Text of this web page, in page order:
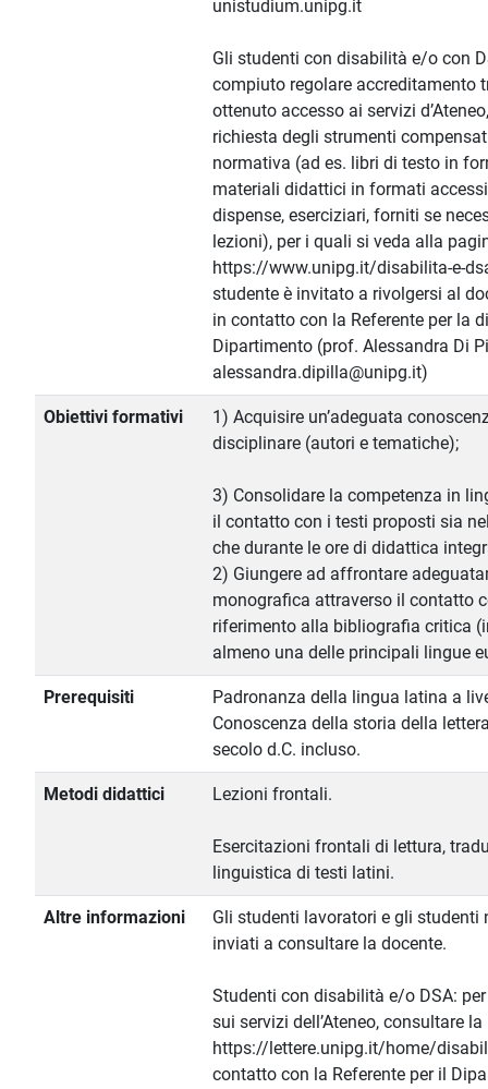
unistudium.unipg.it
Gli studenti con disabilità e/o con
compiuto regolare accreditamento
ottenuto accesso ai servizi
richiesta degli strumenti
normativa (ad es. libri di testo in
materiali didattici in formati
dispense, eserciziari, forniti se
lezioni), per i quali si veda alla
https://www.unipg.it/disabilita-e-
studente è invitato a rivolgersi al
in contatto con la Referente per la
Dipartimento (prof. Alessandra Di
alessandra.dipilla@unipg.it)
Obiettivi formativi
1) Acquisire un’adeguata
disciplinare (autori e tematiche);
3) Consolidare la competenza in
il contatto con i testi proposti sia
che durante le ore di didattica
2) Giungere ad affrontare
monografica attraverso il contatto
riferimento alla bibliografia critica
almeno una delle principali lingue
Prerequisiti
Padronanza della lingua latina a
Conoscenza della storia della
secolo d.C. incluso.
Metodi didattici Lezioni frontali.
Esercitazioni frontali di lettura,
linguistica di testi latini.
Altre informazioni
Gli studenti lavoratori e gli studenti
inviati a consultare la docente.
Studenti con disabilità e/o DSA:
sui servizi dell’Ateneo, consultare
https://lettere.unipg.it/home/
contatto con la Referente per il